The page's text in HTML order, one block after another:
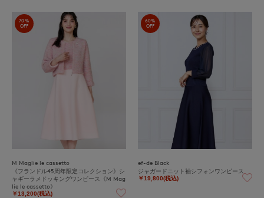
70%
OFF
M Maglie le cassetto
《フランドル45周年限定コレクション》シ
ャギーラメドッキングワンピース《M Mag
lie le cassetto》
￥13,200(税込)
60%
OFF
ef-de Black
ジャガードニット袖シフォンワンピース
￥19,800(税込)